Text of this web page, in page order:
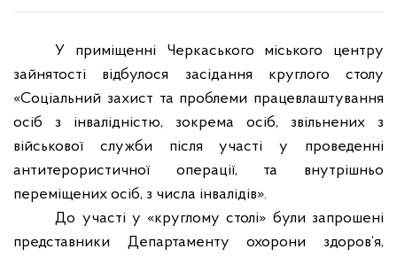
У приміщенні Черкаського міського центру
зайнятості відбулося засідання круглого столу
«Соціальний захист та проблеми працевлаштування
осіб з інвалідністю, зокрема осіб, звільнених з
військової служби після участі у проведенні
антитерористичної операції, та внутрішньо
переміщених осіб, з числа інвалідів».
До участі у «круглому столі» були запрошені
представники Департаменту охорони здоров’я,